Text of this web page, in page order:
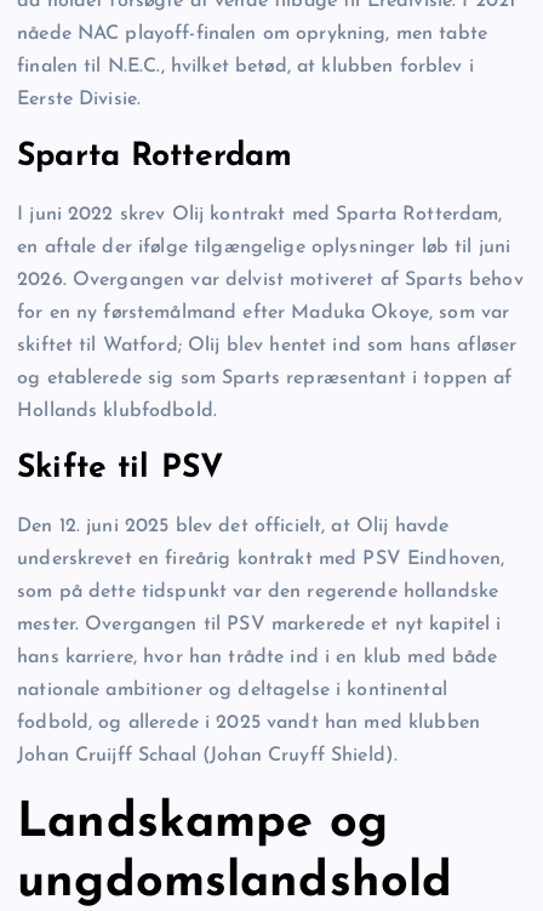
nåede NAC playoff-finalen om oprykning, men tabte
finalen til N.E.C., hvilket betød, at klubben forblev i
Eerste Divisie.
Sparta Rotterdam
I juni 2022 skrev Olij kontrakt med Sparta Rotterdam,
en aftale der ifølge tilgængelige oplysninger løb til juni
2026. Overgangen var delvist motiveret af Sparts behov
for en ny førstemålmand efter Maduka Okoye, som var
skiftet til Watford; Olij blev hentet ind som hans afløser
og etablerede sig som Sparts repræsentant i toppen af
Hollands klubfodbold.
Skifte til PSV
Den 12. juni 2025 blev det officielt, at Olij havde
underskrevet en fireårig kontrakt med PSV Eindhoven,
som på dette tidspunkt var den regerende hollandske
mester. Overgangen til PSV markerede et nyt kapitel i
hans karriere, hvor han trådte ind i en klub med både
nationale ambitioner og deltagelse i kontinental
fodbold, og allerede i 2025 vandt han med klubben
Johan Cruijff Schaal (Johan Cruyff Shield).
Landskampe og
ungdomslandshold